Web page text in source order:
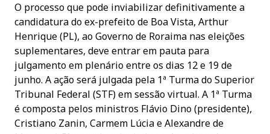
O processo que pode inviabilizar definitivamente a
candidatura do ex-prefeito de Boa Vista, Arthur
Henrique (PL), ao Governo de Roraima nas eleições
suplementares, deve entrar em pauta para
julgamento em plenário entre os dias 12 e 19 de
junho. A ação será julgada pela 1ª Turma do Superior
Tribunal Federal (STF) em sessão virtual. A 1ª Turma
é composta pelos ministros Flávio Dino (presidente),
Cristiano Zanin, Carmem Lúcia e Alexandre de